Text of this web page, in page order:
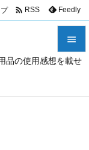
品の使用感想を載せ



 RSS Feedly